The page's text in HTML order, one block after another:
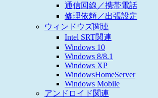
通信回線／携帯電話
修理依頼／出張設定
ウィンドウズ関連
Intel SRT関連
Windows 10
Windows 8/8.1
Windows XP
WindowsHomeServer
Windows Mobile
アンドロイド関連